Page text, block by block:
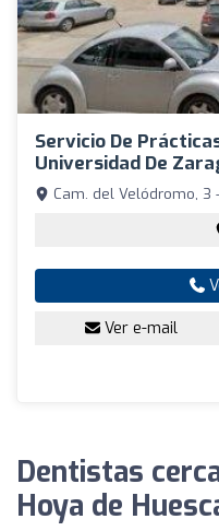
Servicio De
Universidad De
Cam. del Velódromo, 3
Ver e-mail
Dentistas
Hoya de